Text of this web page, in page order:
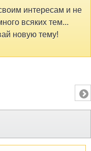
интересам и не
всяких тем...
новую тему!